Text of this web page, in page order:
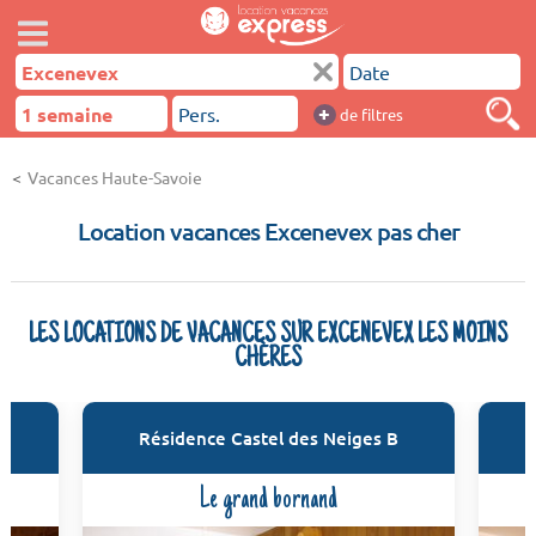
+ de filtres
Vacances Haute-Savoie
Location vacances Excenevex pas cher
LES LOCATIONS DE VACANCES SUR EXCENEVEX LES MOINS
CHÈRES
Résidence Castel des Neiges B
Le grand bornand